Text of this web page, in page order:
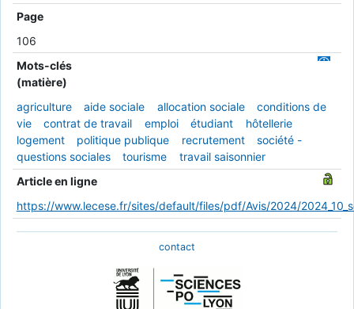
Page
106
Mots-clés
(matière)
agriculture
aide sociale allocation sociale
conditions de
vie
contrat de travail emploi étudiant
hôtellerie
logement
politique publique recrutement
société -
questions sociales
tourisme
travail saisonnier
Article en ligne
https://www.lecese.fr/sites/default/files/pdf/Avis/2024/
contact